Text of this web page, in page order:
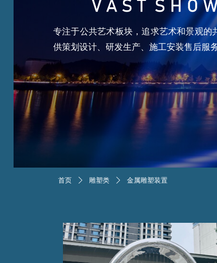
首页 ꄲ 雕塑类 ꄲ 金属雕塑装置
专注于公共艺术板块，追求艺术和景观
供策划设计、研发生产、施工安装售后服